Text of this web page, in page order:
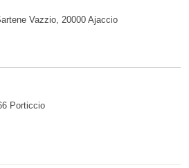
Vazzio, 20000 Ajaccio
Porticcio